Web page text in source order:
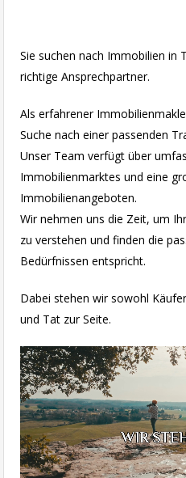
Sie suchen nach Immobilien in
richtige Ansprechpartner.
Als erfahrener
Suche nach einer passenden
Unser Team verfügt über
Immobilienmarktes und eine
Immobilienangeboten.
Wir nehmen uns die Zeit, um
zu verstehen und finden die
Bedürfnissen entspricht.
Dabei stehen wir sowohl
und Tat zur Seite.